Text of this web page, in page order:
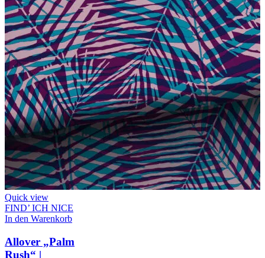
Quick view
FIND’ ICH NICE
In den Warenkorb
Allover „Palm
Rush“ |